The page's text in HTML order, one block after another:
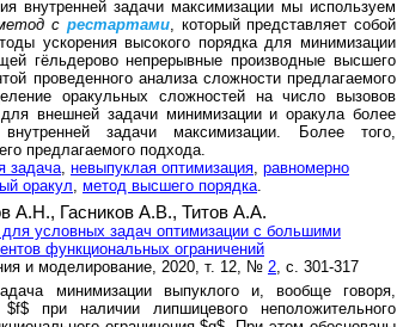
внутренней задачи максимизации мы используем
с рестартами, который представляет собой
ускорения высокого порядка для минимизации
гёльдерово непрерывные производные высшего
проведенного анализа сложности предлагаемого
оракульных сложностей на число вызовов
внешней задачи минимизации и оракула более
задачи максимизации. Более того,
предлагаемого подхода.
задача невыпуклая оптимизация равномерно
оракул метод высшего порядка
А.Н., Гасников А.В., Титов А.А.
для условных задач оптимизации с большими
функциональных ограничений
и моделирование, 2020, т. 12, № 2 , с. 301-317
минимизации выпуклого и, вообще говоря,
$f$ при наличии липшицевого неположительного